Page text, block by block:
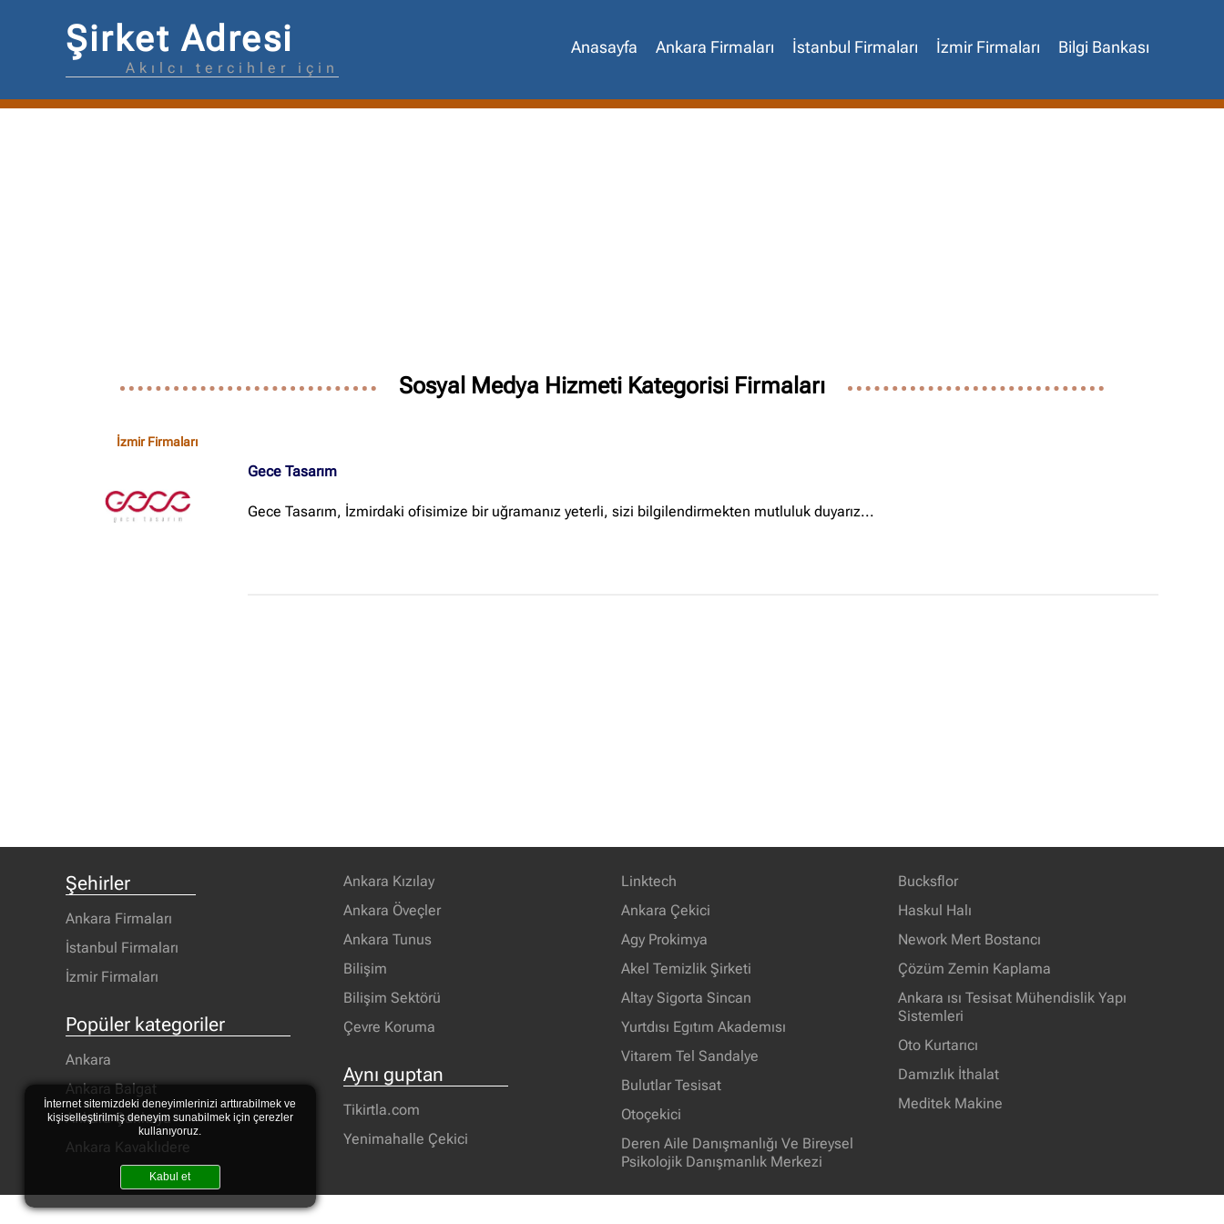
Şirket Adresi
Akılcı tercihler için
Anasayfa Ankara Firmaları İstanbul Firmaları İzmir Firmaları Bilgi Bankası
Sosyal Medya Hizmeti Kategorisi Firmaları
İzmir Firmaları
Gece Tasarım
Gece Tasarım, İzmirdaki ofisimize bir uğramanız yeterli, sizi bilgilendirmekten mutluluk duyarız...
Şehirler
Ankara Firmaları
İstanbul Firmaları
İzmir Firmaları
Popüler kategoriler
Ankara
Ankara Balgat
Ankara Çankaya
Ankara Kavaklıdere
Ankara Kızılay
Ankara Öveçler
Ankara Tunus
Bilişim
Bilişim Sektörü
Çevre Koruma
Aynı guptan
Tikirtla.com
Yenimahalle Çekici
Linktech
Ankara Çekici
Agy Prokimya
Akel Temizlik Şirketi
Altay Sigorta Sincan
Yurtdısı Egıtım Akademısı
Vitarem Tel Sandalye
Bulutlar Tesisat
Otoçekici
Deren Aile Danışmanlığı Ve Bireysel
Psikolojik Danışmanlık Merkezi
Bucksflor
Haskul Halı
Nework Mert Bostancı
Çözüm Zemin Kaplama
Ankara ısı Tesisat Mühendislik Yapı
Sistemleri
Oto Kurtarıcı
Damızlık İthalat
Meditek Makine
İçerik grupları
İnternet sitemizdeki deneyimlerinizi arttırabilmek ve
kişiselleştirilmiş deneyim sunabilmek için çerezler
kullanıyoruz.
Kabul et